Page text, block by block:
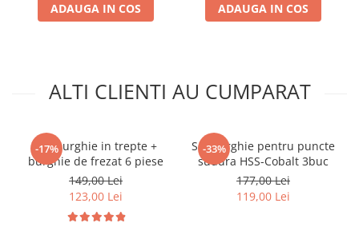
Land Rover
Peugeot
Renault
ADAUGA IN COS ADAUGA IN COS
ALTI CLIENTI AU CUMPARAT
-17%
Set burghie in trepte +
burghie de frezat 6 piese
149,00 Lei
123,00 Lei
-33%
Set burghie pentru puncte
sudura HSS-Cobalt 3buc
177,00 Lei
119,00 Lei